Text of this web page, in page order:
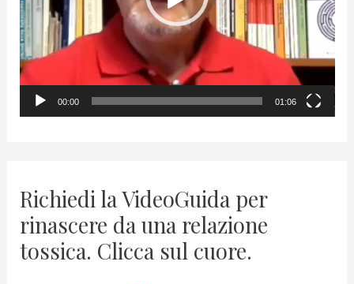
P
l
a
y
00:00 01:06
Richiedi la VideoGuida per
rinascere da una relazione
tossica. Clicca sul cuore.